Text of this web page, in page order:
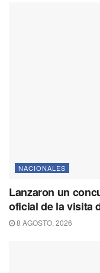
NACIONALES
Lanzaron un
oficial de la visita
8 AGOSTO, 2026